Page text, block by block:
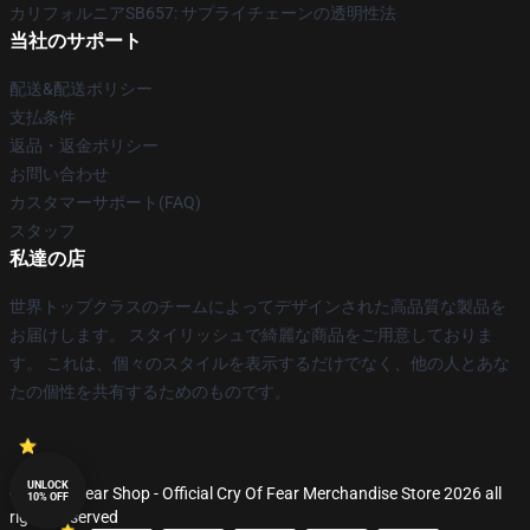
カリフォルニアSB657: サプライチェーンの透明性法
当社のサポート
配送&配送ポリシー
支払条件
返品・返金ポリシー
お問い合わせ
カスタマーサポート(FAQ)
スタッフ
私達の店
世界トップクラスのチームによってデザインされた高品質な製品を
お届けします。 スタイリッシュで綺麗な商品をご用意しておりま
す。 これは、個々のスタイルを表示するだけでなく、他の人とあな
たの個性を共有するためのものです。
© Cry Of Fear Shop - Official Cry Of Fear Merchandise Store 2026 all
rights reserved
UNLOCK
10% OFF